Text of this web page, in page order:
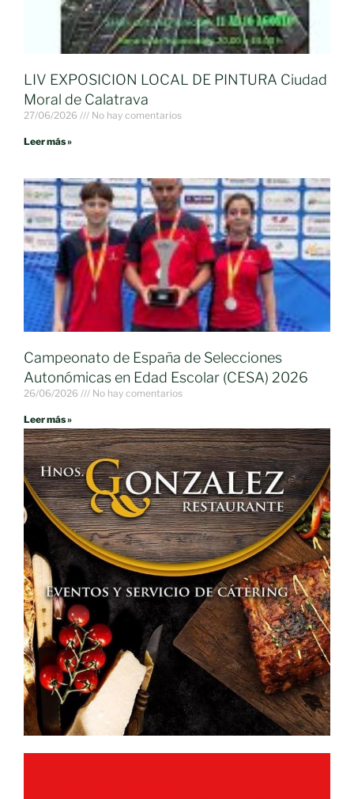
LIV EXPOSICION LOCAL DE PINTURA Ciudad
Moral de Calatrava
27/06/2026 No hay comentarios
Leer más »
Campeonato de España de Selecciones
Autonómicas en Edad Escolar (CESA) 2026
26/06/2026 No hay comentarios
Leer más »